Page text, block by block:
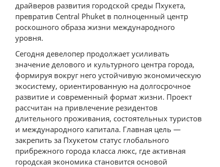
драйверов развития городской среды Пхукета,
превратив Central Phuket в полноценный центр
роскошного образа жизни международного
уровня.
Сегодня девелопер продолжает усиливать
значение делового и культурного центра города,
формируя вокруг него устойчивую экономическую
экосистему, ориентированную на долгосрочное
развитие и современный формат жизни. Проект
рассчитан на привлечение резидентов
длительного проживания, состоятельных туристов
и международного капитала. Главная цель —
закрепить за Пхукетом статус глобального
прибрежного города класса люкс, где активная
городская экономика становится основой